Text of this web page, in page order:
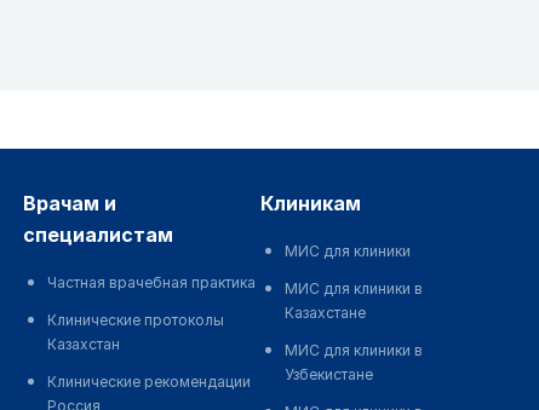
врачам и
специалистам
Частная врачебная практика
Клинические протоколы
Казахстан
Клинические рекомендации
Россия
клиникам
МИС для клиники
МИС для клиники в
Казахстане
МИС для клиники в
Узбекистане